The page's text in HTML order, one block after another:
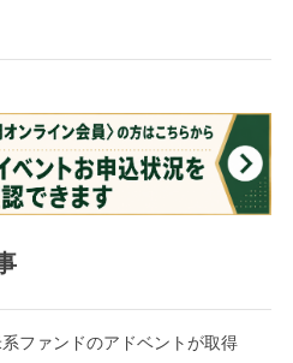
ファンドのアドベントが取得